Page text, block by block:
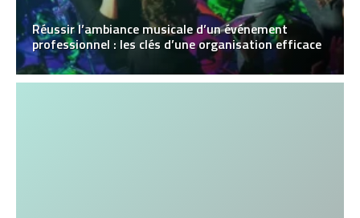
Réussir l’ambiance musicale d’un événement
professionnel : les clés d’une organisation efficace